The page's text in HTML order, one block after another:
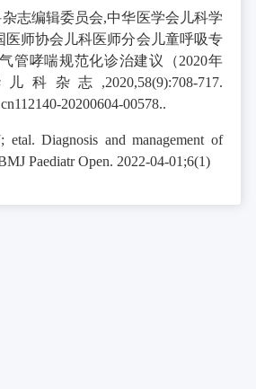
志编辑委员会,中华医学会儿科学
医师协会儿科医师分会儿童呼吸专
管哮喘规范化诊治建议（2020年
杂志,2020,58(9):708-717.
20200604-00578..
etal. Diagnosis and management of
Paediatr Open. 2022-04-01;6(1)